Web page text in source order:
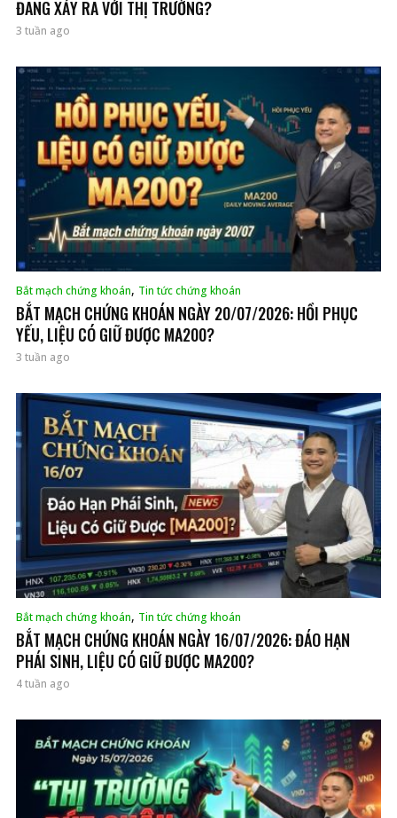
ĐANG XẢY RA VỚI THỊ TRƯỜNG?
3 tuần ago
Bắt mạch chứng khoán, Tin tức chứng khoán
BẮT MẠCH CHỨNG KHOÁN NGÀY 20/07/2026: HỒI PHỤC
YẾU, LIỆU CÓ GIỮ ĐƯỢC MA200?
3 tuần ago
Bắt mạch chứng khoán, Tin tức chứng khoán
BẮT MẠCH CHỨNG KHOÁN NGÀY 16/07/2026: ĐÁO HẠN
PHÁI SINH, LIỆU CÓ GIỮ ĐƯỢC MA200?
4 tuần ago